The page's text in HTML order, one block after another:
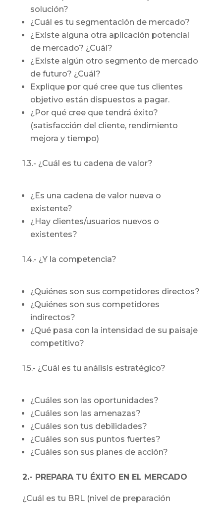
solución?
¿Cuál es tu segmentación de mercado?
¿Existe alguna otra aplicación potencial
de mercado? ¿Cuál?
¿Existe algún otro segmento de mercado
de futuro? ¿Cuál?
Explique por qué cree que tus clientes
objetivo están dispuestos a pagar.
¿Por qué cree que tendrá éxito?
(satisfacción del cliente, rendimiento
mejora y tiempo)
1.3.- ¿Cuál es tu cadena de valor?
¿Es una cadena de valor nueva o
existente?
¿Hay clientes/usuarios nuevos o
existentes?
1.4.- ¿Y la competencia?
¿Quiénes son sus competidores directos?
¿Quiénes son sus competidores
indirectos?
¿Qué pasa con la intensidad de su paisaje
competitivo?
1.5.- ¿Cuál es tu análisis estratégico?
¿Cuáles son las oportunidades?
¿Cuáles son las amenazas?
¿Cuáles son tus debilidades?
¿Cuáles son sus puntos fuertes?
¿Cuáles son sus planes de acción?
2.- PREPARA TU ÉXITO EN EL MERCADO
¿Cuál es tu BRL (nivel de preparación